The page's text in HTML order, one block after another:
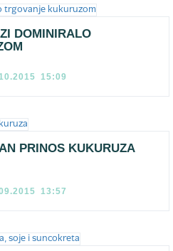
DOMINIRALO
15:09
PRINOS KUKURUZA
13:57